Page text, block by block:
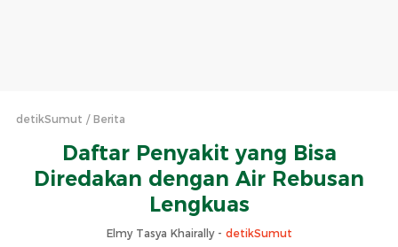
detikSumut Berita
Daftar Penyakit yang Bisa
Diredakan dengan Air Rebusan
Lengkuas
Elmy Tasya Khairally - detikSumut